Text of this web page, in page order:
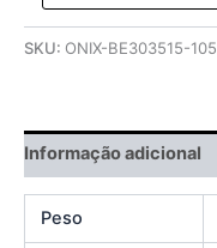
SKU: ONIX-BE303515-105
Informação adicional
Peso